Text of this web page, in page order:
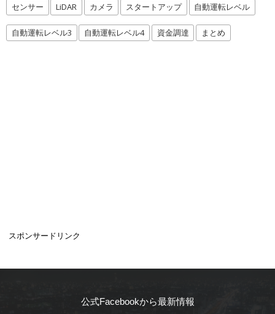
センサー LiDAR カメラ スタートアップ 自動運転レベル
自動運転レベル3 自動運転レベル4 資金調達 まとめ
スポンサードリンク
公式Facebookから最新情報